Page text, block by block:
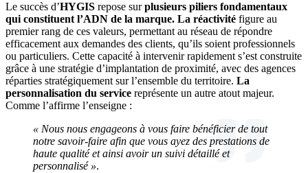
Le succès d’HYGIS repose surplusieurs piliers fondamentaux
qui constituent l’ADN de la marque. La réactivité figure au
premier rang de ces valeurs, permettant au réseau de répondre
efficacement aux demandes des clients, qu’ils soient professionnels
ou particuliers. Cette capacité à intervenir rapidement s’est construite
grâce à une stratégie d’implantation de proximité, avec des agences
réparties stratégiquement sur l’ensemble du territoire. La
personnalisation du service représente un autre atout majeur.
Comme l’affirme l’enseigne :
« Nous nous engageons à vous faire bénéficier de tout
notre savoir-faire afin que vous ayez des prestations de
haute qualité et ainsi avoir un suivi détaillé et
personnalisé ».